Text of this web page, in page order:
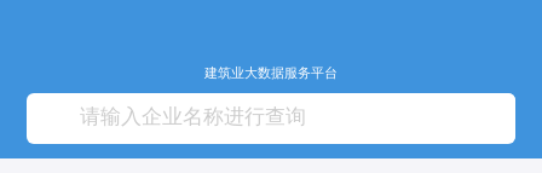
建筑业大数据服务平台